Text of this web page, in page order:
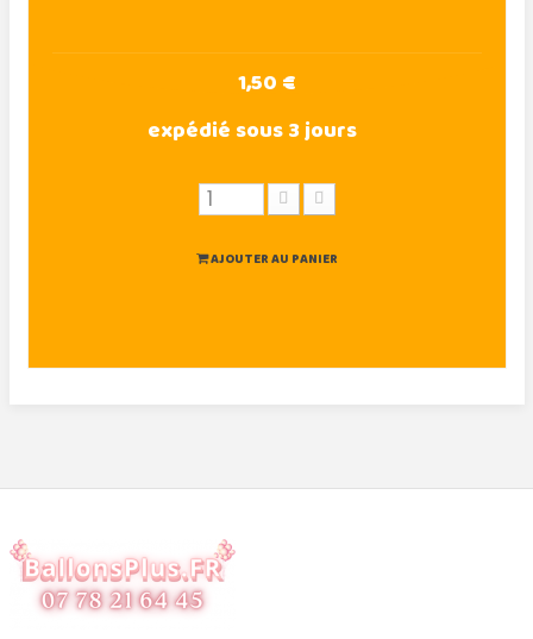
1,50 €
expédié sous 3 jours
AJOUTER AU PANIER